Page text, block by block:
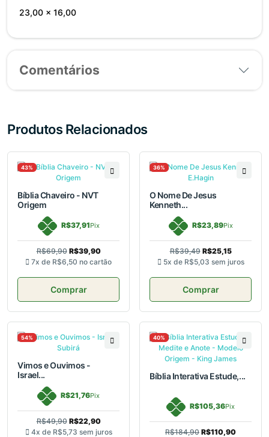
23,00 x 16,00
Comentários
Produtos Relacionados
43%
Bíblia Chaveiro - NVT
Origem
R$37,91Pix
R$69,90 R$39,90
7x de R$6,50 no cartão
Comprar
36%
O Nome De Jesus
Kenneth...
R$23,89Pix
R$39,49 R$25,15
5x de R$5,03 sem juros
Comprar
54%
Vimos e Ouvimos -
Israel...
R$21,76Pix
R$49,90 R$22,90
4x de R$5,73 sem juros
40%
Bíblia Interativa Estude,...
R$105,36Pix
R$184,90 R$110,90